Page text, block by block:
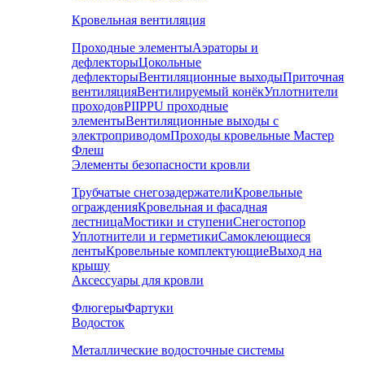
Кровельная вентиляция
Проходные элементыАэраторы и
дефлекторыЦокольные
дефлекторыВентиляционные выходыПриточная
вентиляцияВентилируемый конёкУплотнители
проходовPIIPPU проходные
элементыВентиляционные выходы с
электроприводомПроходы кровельные Мастер
Флеш
Элементы безопасности кровли
Трубчатые снегозадержателиКровельные
огражденияКровельная и фасадная
лестницаМостики и ступениСнегостопор
Уплотнители и герметикиСамоклеющиеся
лентыКровельные комплектующиеВыход на
крышу
Аксессуары для кровли
ФлюгерыФартуки
Водосток
Металлические водосточные системы